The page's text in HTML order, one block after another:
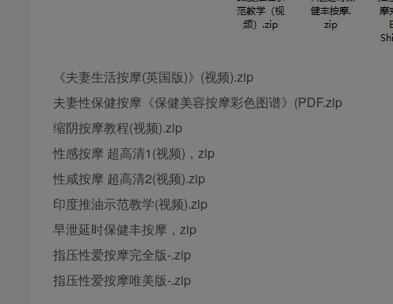
《夫妻生活按摩(英国版)》(视频).zip
夫妻性保健按摩《保健美容按摩彩色图谱》(PDF.zip
缩阴按摩教程(视频).zip
性感按摩 超高清1(视频)，zip
性咸按摩 超高清2(视频).zip
印度推油示范教学(视频).zip
早泄延时保健丰按摩，zip
指压性爱按摩完全版-.zip
指压性爱按摩唯美版-.zip